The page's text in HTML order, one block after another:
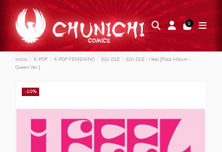
0
Inicio K-POP K-POP FEMENINO (G)I-DLE
(G)I-DLE - I feel [Poca Album -
Queen Ver.]
-10%